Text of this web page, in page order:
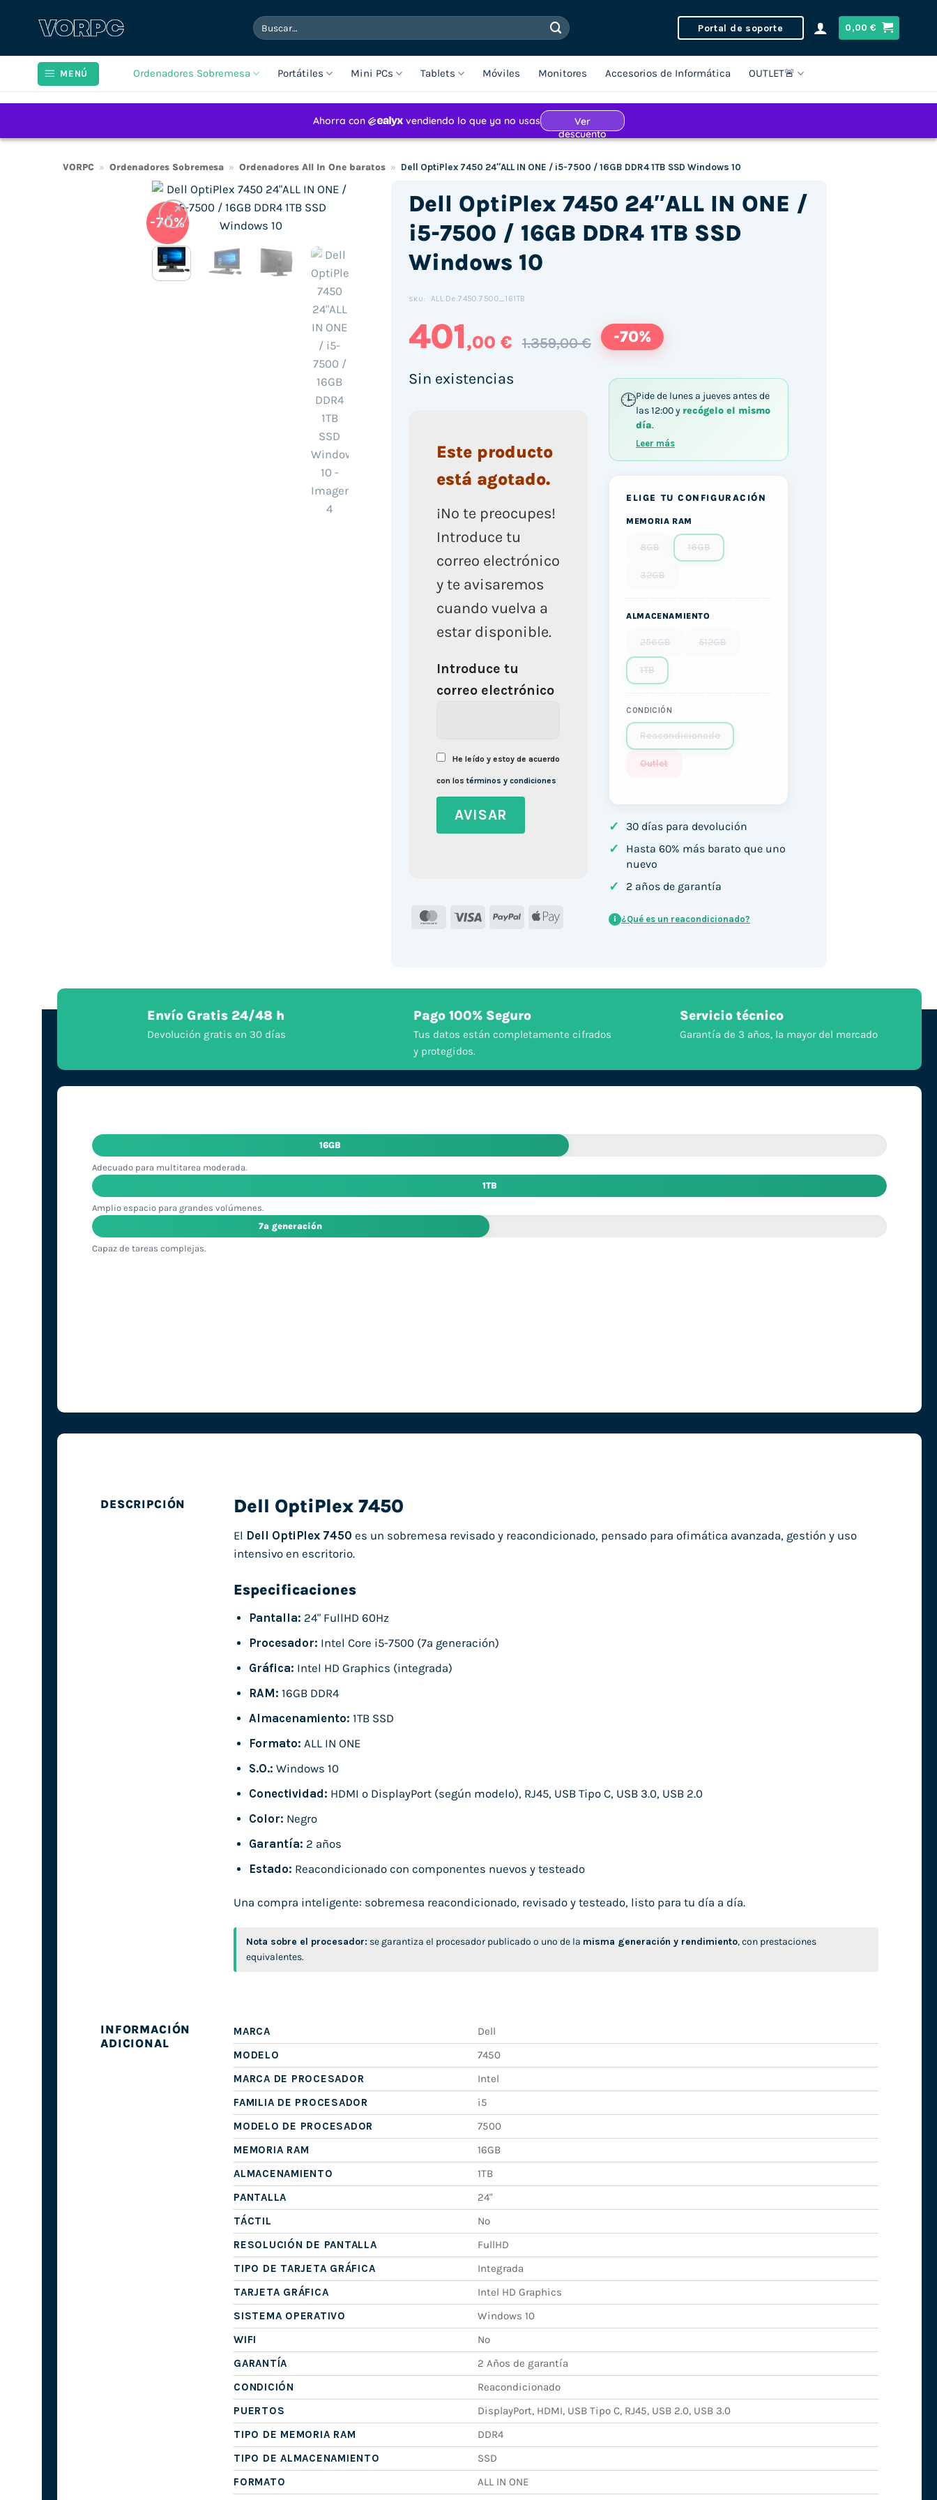
Buscar
por:
Portal de soporte 0,00€
MENÚ Ordenadores Sobremesa Portátiles Mini PCs Tablets Móviles Monitores Accesorios de Informática OUTLET🚨
VORPC » Ordenadores Sobremesa » Ordenadores All In One baratos » Dell OptiPlex 7450 24″ALL IN ONE / i5-7500 / 16GB DDR4 1TB SSD Windows 10
-70%
Dell OptiPlex 7450 24″ALL IN ONE /
i5-7500 / 16GB DDR4 1TB SSD
Windows 10
SKU: ALL.De.7450.7500_161TB
401,00 € 1.359,00 € -70%
Sin existencias
Este producto
está agotado.
¡No te preocupes!
Introduce tu
correo electrónico
y te avisaremos
cuando vuelva a
estar disponible.
Introduce tu
correo electrónico
He leído y estoy de acuerdo
con lostérminos y condiciones
MasterCard
Visa PayPal Apple
Pide de lunes a jueves antes de
las 12:00 y recógelo el mismo
día.
Leer más
ELIGE TU CONFIGURACIÓN
MEMORIA RAM
8GB 16GB
32GB
ALMACENAMIENTO
256GB 512GB
1TB
CONDICIÓN
Reacondicionado
Outlet
✓ 30 días para devolución
✓
Hasta 60% más barato que uno
nuevo
✓ 2 años de garantía
i ¿Qué es un reacondicionado?
Envío Gratis 24/48 h
Devolución gratis en 30 días
Pago 100% Seguro
Tus datos están completamente cifrados
y protegidos.
Servicio técnico
Garantía de 3 años, la mayor del mercado
16GB
Adecuado para multitarea moderada.
1TB
Amplio espacio para grandes volúmenes.
7ª generación
Capaz de tareas complejas.
DESCRIPCIÓN Dell OptiPlex 7450
El Dell OptiPlex 7450 es un sobremesa revisado y reacondicionado, pensado para ofimática avanzada, gestión y uso
intensivo en escritorio.
Especificaciones
Pantalla: 24" FullHD 60Hz
Procesador: Intel Core i5-7500 (7ª generación)
Gráfica: Intel HD Graphics (integrada)
RAM: 16GB DDR4
Almacenamiento: 1TB SSD
Formato: ALL IN ONE
S.O.: Windows 10
Conectividad: HDMI o DisplayPort (según modelo), RJ45, USB Tipo C, USB 3.0, USB 2.0
Color: Negro
Garantía: 2 años
Estado: Reacondicionado con componentes nuevos y testeado
Una compra inteligente: sobremesa reacondicionado, revisado y testeado, listo para tu día a día.
Nota sobre el procesador: se garantiza el procesador publicado o uno de la misma generación y rendimiento, con prestaciones
equivalentes.
INFORMACIÓN
ADICIONAL
MARCA
Dell
MODELO
7450
MARCA DE PROCESADOR
Intel
FAMILIA DE PROCESADOR
i5
MODELO DE PROCESADOR
7500
MEMORIA RAM
16GB
ALMACENAMIENTO
1TB
PANTALLA
24"
TÁCTIL
No
RESOLUCIÓN DE PANTALLA
FullHD
TIPO DE TARJETA GRÁFICA
Integrada
TARJETA GRÁFICA
Intel HD Graphics
SISTEMA OPERATIVO
Windows 10
WIFI
No
GARANTÍA
2 Años de garantía
CONDICIÓN
Reacondicionado
PUERTOS
DisplayPort, HDMI, USB Tipo C, RJ45, USB 2.0, USB 3.0
TIPO DE MEMORIA RAM
DDR4
TIPO DE ALMACENAMIENTO
SSD
FORMATO
ALL IN ONE